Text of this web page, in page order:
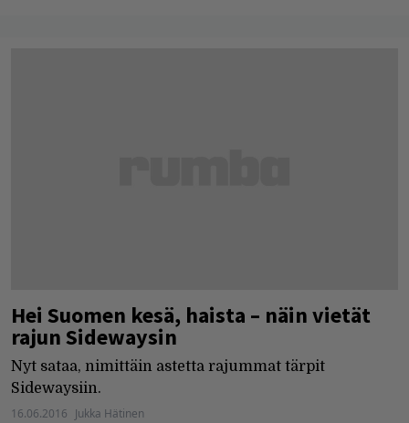
Hei Suomen kesä, haista – näin vietät
rajun Sidewaysin
Nyt sataa, nimittäin astetta rajummat tärpit
Sidewaysiin.
16.06.2016 Jukka Hätinen